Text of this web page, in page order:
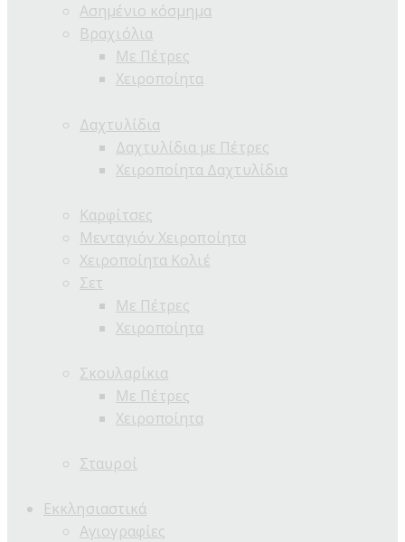
Ασημένιο κόσμημα
Βραχιόλια
Με Πέτρες
Χειροποίητα
Δαχτυλίδια
Δαχτυλίδια με Πέτρες
Χειροποίητα Δαχτυλίδια
Καρφίτσες
Μενταγιόν Χειροποίητα
Χειροποίητα Κολιέ
Σετ
Με Πέτρες
Χειροποίητα
Σκουλαρίκια
Με Πέτρες
Χειροποίητα
Σταυροί
Εκκλησιαστικά
Αγιογραφίες